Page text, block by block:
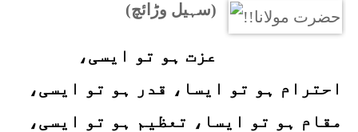
(سہیل وڑائچ)
عزت ہو تو ایسی،
احترام ہو تو ایسا، قدر ہو تو ایسی،
مقام ہو تو ایسا، تعظیم ہو تو ایسی،